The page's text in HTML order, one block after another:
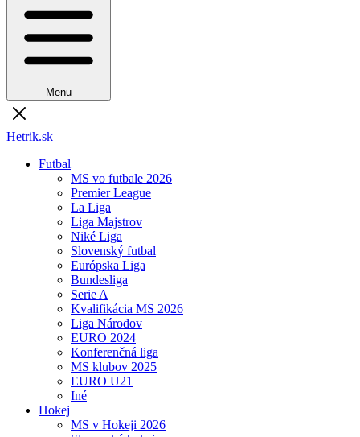
Menu
Hetrik.sk
Futbal
MS vo futbale 2026
Premier League
La Liga
Liga Majstrov
Niké Liga
Slovenský futbal
Európska Liga
Bundesliga
Serie A
Kvalifikácia MS 2026
Liga Národov
EURO 2024
Konferenčná liga
MS klubov 2025
EURO U21
Iné
Hokej
MS v Hokeji 2026